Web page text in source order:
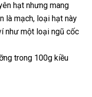
hạt nhưng mang
là mạch, loại hạt này
như một loại ngũ cốc
trong 100g kiều